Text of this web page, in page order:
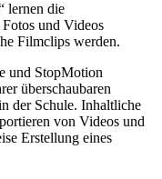
lernen die
und Videos
Filmclips werden.
und StopMotion
überschaubaren
der Schule. Inhaltliche
von Videos und
Erstellung eines